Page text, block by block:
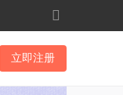
切
换
到
宽
版
立即注册